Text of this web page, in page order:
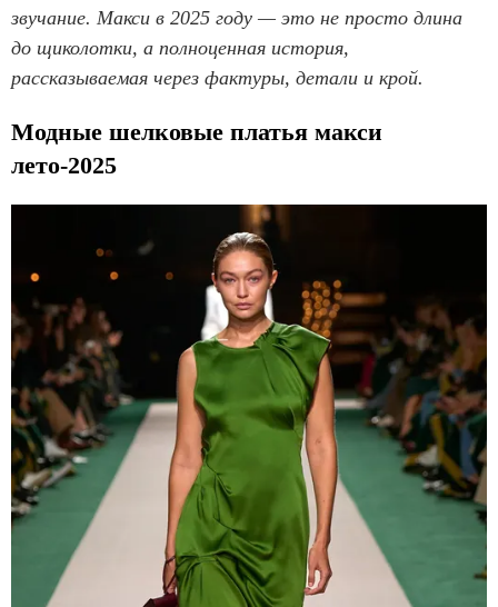
звучание. Макси в 2025 году — это не просто длина
до щиколотки, а полноценная история,
рассказываемая через фактуры, детали и крой.
Модные шелковые платья макси
лето-2025